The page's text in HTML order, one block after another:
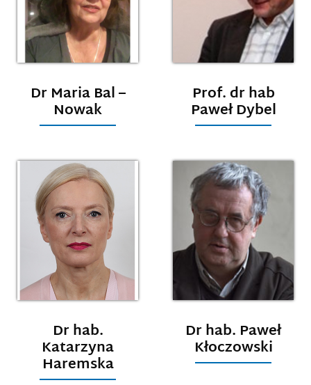
Dr Maria Bal –
Nowak
Prof. dr hab
Paweł Dybel
Dr hab.
Katarzyna
Haremska
Dr hab. Paweł
Kłoczowski